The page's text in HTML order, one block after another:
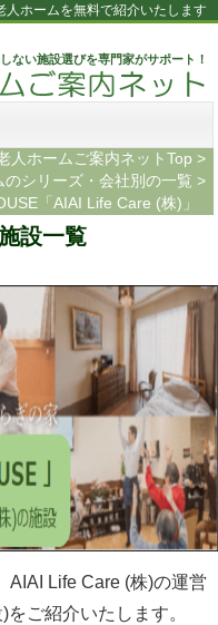
ホームを無料で紹介いたします
ない施設選びを専門家がサポート！
人ホームご案内ネットTop >
のシリーズ・会社別の一覧 >
「AIAI Life Care (株)」
設一覧
AIAI Life Care (株)の運営
をご紹介いたします。